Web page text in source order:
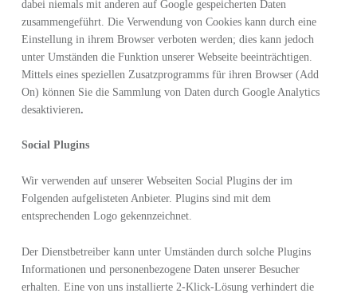
dabei niemals mit anderen auf Google gespeicherten Daten
zusammengeführt. Die Verwendung von Cookies kann durch eine
Einstellung in ihrem Browser verboten werden; dies kann jedoch
unter Umständen die Funktion unserer Webseite beeinträchtigen.
Mittels eines speziellen Zusatzprogramms für ihren Browser (Add
On) können Sie die Sammlung von Daten durch Google Analytics
desaktivieren.
Social Plugins
Wir verwenden auf unserer Webseiten Social Plugins der im
Folgenden aufgelisteten Anbieter. Plugins sind mit dem
entsprechenden Logo gekennzeichnet.
Der Dienstbetreiber kann unter Umständen durch solche Plugins
Informationen und personenbezogene Daten unserer Besucher
erhalten. Eine von uns installierte 2-Klick-Lösung verhindert die